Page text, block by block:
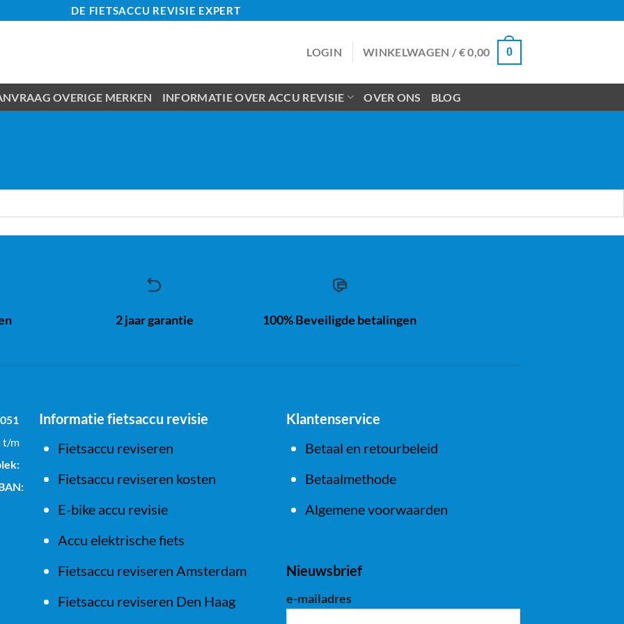
DE FIETSACCU REVISIE EXPERT
LOGIN WINKELWAGEN / €0,00 0
OVERIGE MERKEN INFORMATIE OVER ACCU REVISIE OVER ONS BLOG
2 jaar garantie 100% Beveiligde betalingen
t/m
Informatie fietsaccu revisie
Fietsaccu reviseren
Fietsaccu reviseren kosten
E-bike accu revisie
Accu elektrische fiets
Fietsaccu reviseren Amsterdam
Fietsaccu reviseren Den Haag
Klantenservice
Betaal en retourbeleid
Betaalmethode
Algemene voorwaarden
Nieuwsbrief
e-mailadres